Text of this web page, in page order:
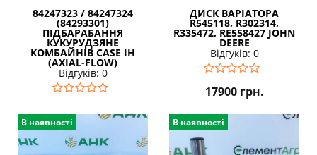
84247323 / 84247324
(84293301)
ПІДБАРАБАННЯ
КУКУРУДЗЯНЕ
КОМБАЙНІВ CASE IH
(AXIAL-FLOW)
Відгуків: 0
ДИСК ВАРІАТОРА
R545118, R302314,
R335472, RE558427 JOHN
DEERE
Відгуків: 0
17900грн.
В наявності В наявності